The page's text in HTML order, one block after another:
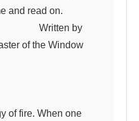
and read on.
by
of the Window
of fire. When one